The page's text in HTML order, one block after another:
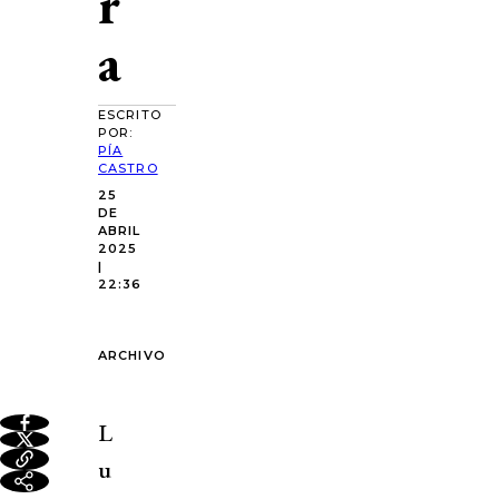
a
ESCRITO
POR:
PÍA
CASTRO
25
DE
ABRIL
2025
|
22:36
ARCHIVO
L
u